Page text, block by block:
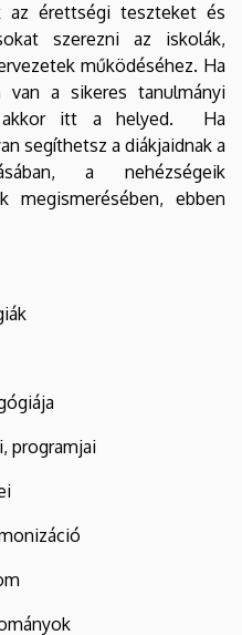
az érettségi teszteket és
szerezni az iskolák,
működéséhez. Ha
a sikeres tanulmányi
akkor itt a helyed. Ha
segíthetsz a diákjaidnak a
a nehézségeik
megismerésében, ebben
programjai